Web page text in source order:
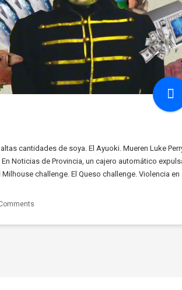
cantidades de soya. El Ayuoki. Mueren Luke
En Noticias de Provincia, un cajero automático
Milhouse challenge. El Queso challenge. Violencia en